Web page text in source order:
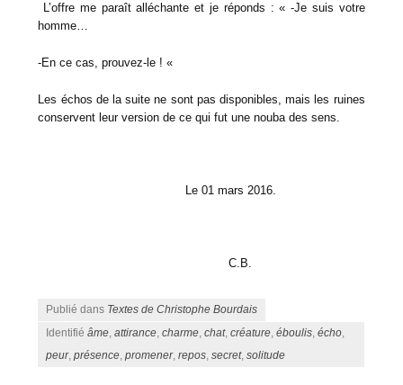
L’offre me paraît alléchante et je réponds : « -Je suis votre
homme…
-En ce cas, prouvez-le ! «
Les échos de la suite ne sont pas disponibles, mais les ruines
conservent leur version de ce qui fut une nouba des sens.
Le 01 mars 2016.
C.B.
Publié dans Textes de Christophe Bourdais
Identifiéâme ,attirance ,charme ,chat,créature ,éboulis ,écho
peur,présence ,promener,repos ,secret,solitude